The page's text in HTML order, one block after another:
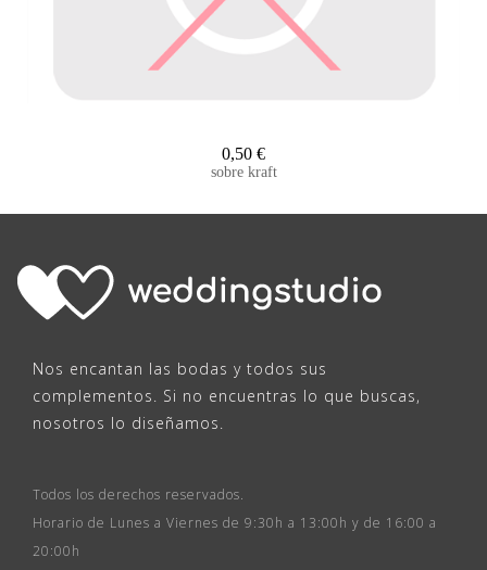
0,50 €
sobre kraft
Nos encantan las bodas y todos sus
complementos. Si no encuentras lo que buscas,
nosotros lo diseñamos.
Todos los derechos reservados.
Horario de Lunes a Viernes de 9:30h a 13:00h y de 16:00 a
20:00h